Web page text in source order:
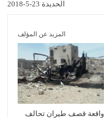
الحديدة 23-5-2018
المزيد عن المؤلف
واقعة قصف طيران تحالف